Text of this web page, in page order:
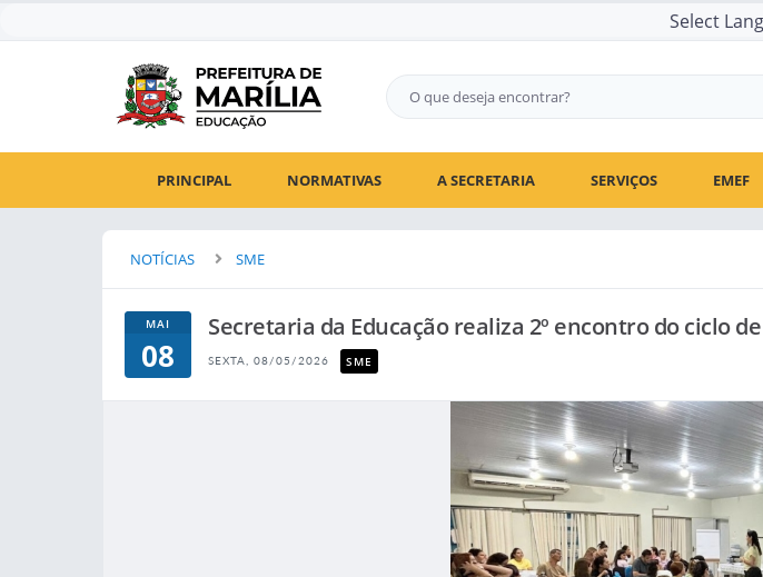
Select
PRINCIPAL NORMATIVAS A SECRETARIA SERVIÇOS EMEF
NOTÍCIAS SME
MAI
08
Secretaria da Educação realiza 2º encontro do ciclo
SEXTA, 08/05/2026 SME